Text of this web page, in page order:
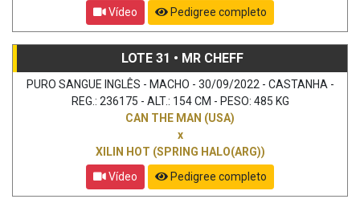
Vídeo
Pedigree completo
LOTE 31 • MR CHEFF
PURO SANGUE INGLÊS - MACHO - 30/09/2022 - CASTANHA -
REG.: 236175 - ALT.: 154 CM - PESO: 485 KG
CAN THE MAN (USA)
x
XILIN HOT (SPRING HALO(ARG))
Vídeo
Pedigree completo